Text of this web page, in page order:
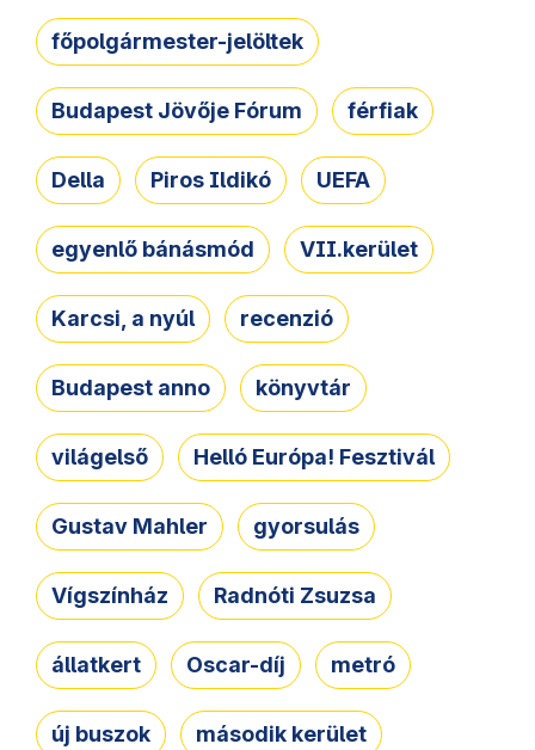
főpolgármester-jelöltek
Budapest Jövője Fórum férfiak
Della Piros Ildikó UEFA
egyenlő bánásmód VII.kerület
Karcsi, a nyúl recenzió
Budapest anno könyvtár
világelső Helló Európa! Fesztivál
Gustav Mahler gyorsulás
Vígszínház Radnóti Zsuzsa
állatkert Oscar-díj metró
új buszok második kerület